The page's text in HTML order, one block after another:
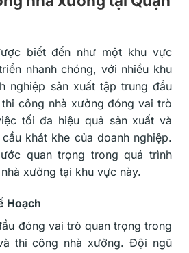
biết đến như một khu vực
nhanh chóng, với nhiều khu
nghiệp sản xuất tập trung đầu
công nhà xưởng đóng vai trò
tối đa hiệu quả sản xuất và
khát khe của doanh nghiệp.
quan trọng trong quá trình
xưởng tại khu vực này.
Hoạch
đóng vai trò quan trọng trong
thi công nhà xưởng. Đội ngũ